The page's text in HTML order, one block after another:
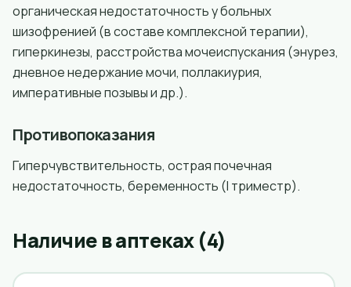
органическая недостаточность у больных
шизофренией (в составе комплексной терапии),
гиперкинезы, расстройства мочеиспускания (энурез,
дневное недержание мочи, поллакиурия,
императивные позывы и др.).
Противопоказания
Гиперчувствительность, острая почечная
недостаточность, беременность (I триместр).
Наличие в аптеках (4)